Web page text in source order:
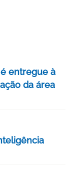
entregue à
da área